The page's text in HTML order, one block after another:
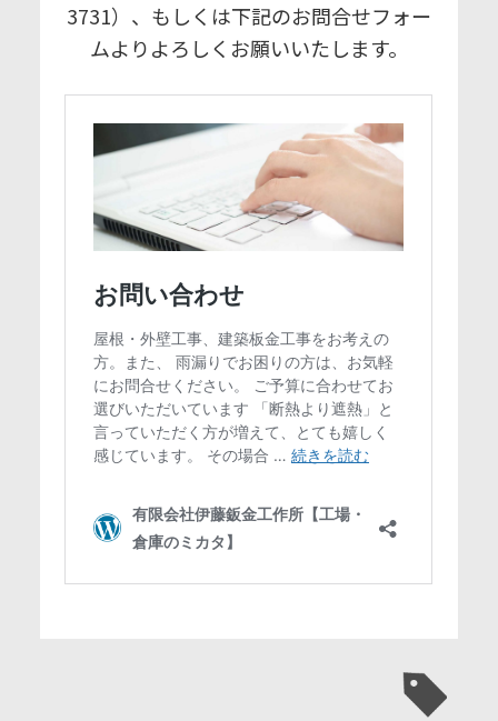
3731）、もしくは下記のお問合せフォー
ムよりよろしくお願いいたします。